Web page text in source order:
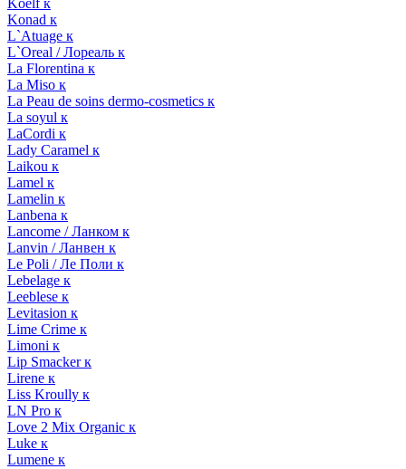
Koelf к
Konad к
L`Atuage к
L`Oreal / Лореаль к
La Florentina к
La Miso к
La Peau de soins dermo-cosmetics к
La soyul к
LaCordi к
Lady Caramel к
Laikou к
Lamel к
Lamelin к
Lanbena к
Lancome / Ланком к
Lanvin / Ланвен к
Le Poli / Ле Поли к
Lebelage к
Leeblese к
Levitasion к
Lime Crime к
Limoni к
Lip Smacker к
Lirene к
Liss Kroully к
LN Pro к
Love 2 Mix Organic к
Luke к
Lumene к